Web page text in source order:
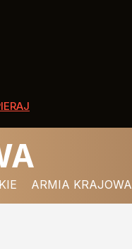
ARMIA KRAJOWA